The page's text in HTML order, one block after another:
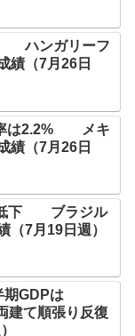
ハンガリーフ
績（7月26日
率は2.2% メキ
績（7月26日
低下 ブラジル
（7月19日週）
期GDPは
て順張り反復